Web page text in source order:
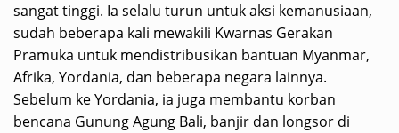
sangat tinggi. Ia selalu turun untuk aksi kemanusiaan,
sudah beberapa kali mewakili Kwarnas Gerakan
Pramuka untuk mendistribusikan bantuan Myanmar,
Afrika, Yordania, dan beberapa negara lainnya.
Sebelum ke Yordania, ia juga membantu korban
bencana Gunung Agung Bali, banjir dan longsor di